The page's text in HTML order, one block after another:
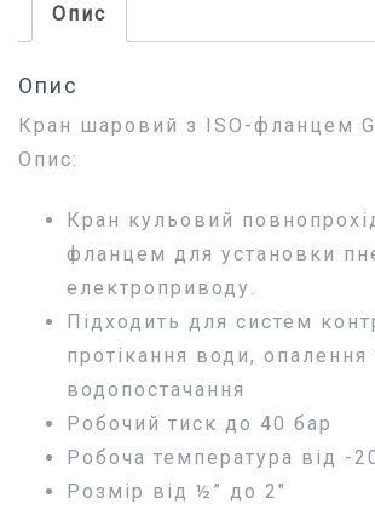
Опис
Опис
Кран шаровий з ISO-фланцем
Опис:
Кран кульовий
фланцем для установки
електроприводу.
Підходить для систем
протікання води, опалення
водопостачання
Робочий тиск до 40 бар
Робоча температура від -
Розмір від ½” до 2″